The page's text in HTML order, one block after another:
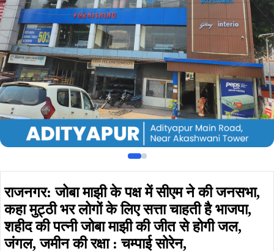
राजनगर: जोबा माझी के पक्ष में सीएम ने की जनसभा,
कहा मुट्ठी भर लोगों के लिए सत्ता चाहती है भाजपा,
शहीद की पत्नी जोबा माझी की जीत से होगी जल,
जंगल, जमीन की रक्षा : चम्पाई सोरेन,